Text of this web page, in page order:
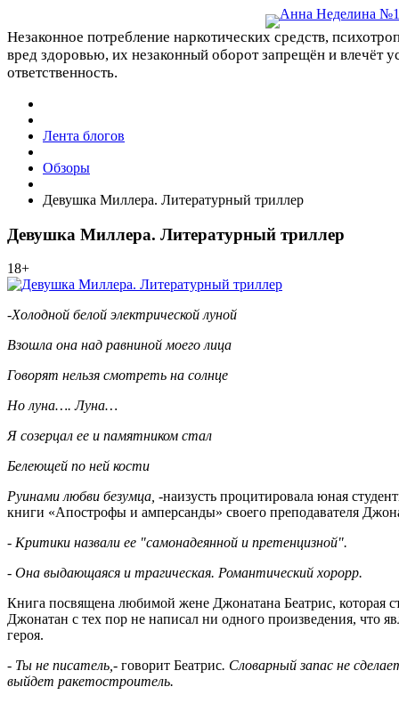
Незаконное потребление наркотических средств,
вред здоровью, их незаконный оборот запрещён и влечёт
ответственность.
Лента блогов
Обзоры
Девушка Миллера. Литературный триллер
Девушка Миллера. Литературный триллер
18+
-Холодной белой электрической луной
Взошла она над равниной моего лица
Говорят нельзя смотреть на солнце
Но луна…. Луна…
Я созерцал ее и памятником стал
Белеющей по ней кости
Руинами любви безумца, -наизусть процитировала юная
книги «Апострофы и амперсанды» своего преподавателя
- Критики назвали ее "самонадеянной и претенцизной".
- Она выдающаяся и трагическая. Романтический хорорр.
Книга посвящена любимой жене Джонатана Беатрис, которая
Джонатан с тех пор не написал ни одного произведения, что
героя.
- Ты не писатель,- говорит Беатрис. Словарный запас не
выйдет ракетостроитель.